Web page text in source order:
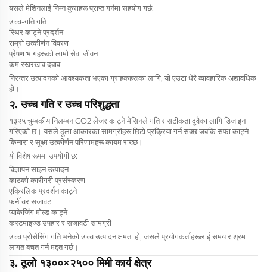
यसले मेशिनलाई निम्न कुराहरू प्राप्त गर्नमा सहयोग गर्छ:
उच्च-गति गति
स्थिर काट्ने प्रदर्शन
राम्रो उत्कीर्णन विवरण
प्रेषण भागहरूको लामो सेवा जीवन
कम रखरखाव दबाव
निरन्तर उत्पादनको आवश्यकता भएका ग्राहकहरूका लागि, यो एउटा धेरै व्यावहारिक अद्यावधिक
हो।
२. उच्च गति र उच्च परिशुद्धता
१३२५ चुम्बकीय निलम्बन CO2 लेजर काट्ने मेसिनले गति र सटीकता दुवैका लागि डिजाइन
गरिएको छ। यसले ठूला आकारका सामग्रीहरू छिटो प्रक्रिया गर्न सक्छ जबकि सफा काट्ने
किनारा र सूक्ष्म उत्कीर्णन परिणामहरू कायम राख्छ।
यो विशेष रूपमा उपयोगी छ:
विज्ञापन साइन उत्पादन
काठको कारीगरी प्रसंस्करण
एक्रिलिक प्रदर्शन काट्ने
फर्नीचर सजावट
प्याकेजिंग मोल्ड काट्ने
कस्टमाइज्ड उपहार र सजावटी सामग्री
उच्च प्रोसेसिंग गति भनेको उच्च उत्पादन क्षमता हो, जसले प्रयोगकर्ताहरूलाई समय र श्रम
लागत बचत गर्न मद्दत गर्छ।
३. ठूलो १३००×२५०० मिमी कार्य क्षेत्र